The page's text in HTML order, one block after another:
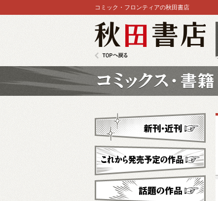
コミック・フロンティアの秋田書店
新刊・近刊
これから発売予定